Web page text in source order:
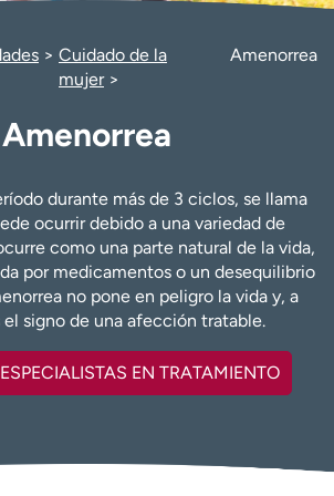
Ensayos clínicos
Profesionales
Asistencia financiera
Noticias e historias
Cuidado de la
mujer
Amenorrea
Amenorrea
durante más de 3 ciclos, se llama
ocurrir debido a una variedad de
como una parte natural de la vida,
por medicamentos o un desequilibrio
no pone en peligro la vida y, a
el signo de una afección tratable.
EN TRATAMIENTO